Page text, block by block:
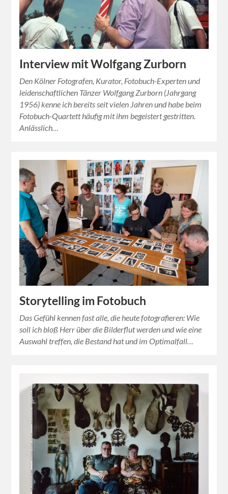
Interview mit Wolfgang Zurborn
Den Kölner Fotografen, Kurator, Fotobuch-Experten und
leidenschaftlichen Tänzer Wolfgang Zurborn (Jahrgang
1956) kenne ich bereits seit vielen Jahren und habe beim
Fotobuch-Quartett häufig mit ihm begeistert gestritten.
Anlässlich…
Storytelling im Fotobuch
Das Gefühl kennen fast alle, die heute fotografieren: Wie
soll ich bloß Herr über die Bilderflut werden und wie eine
Auswahl treffen, die Bestand hat und im Optimalfall…